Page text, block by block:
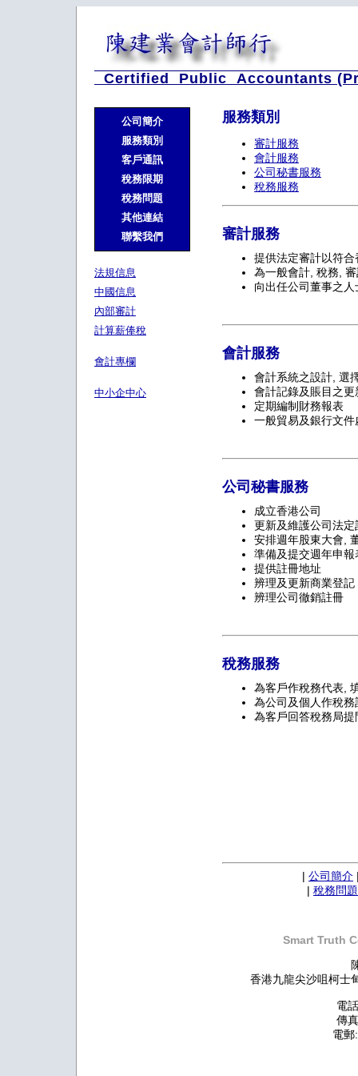
Certified Public Accountants
公司簡介
服務類別
客戶通訊
稅務限期
稅務問題
其他連結
聯繫我們
法規信息
中國信息
內部審計
計算薪俸稅
會計專欄
中小企中心
服務類別
審計服務
會計服務
公司秘書服務
稅務服務
審計服務
提供法定審計以符
為一般會計, 稅務,
向出任公司董事之
會計服務
會計系統之設計, 選
會計記錄及賬目之更
定期編制財務報表
一般貿易及銀行文件
公司秘書服務
成立香港公司
更新及維護公司法定
安排週年股東大會,
準備及提交週年申報
提供註冊地址
辨理及更新商業登記
辨理公司徹銷註冊
稅務服務
為客戶作稅務代表,
為公司及個人作稅
為客戶回答稅務局
| 公司簡介
| 稅務問題
Smart Truth
香港九龍尖沙咀柯士
電
傳
電